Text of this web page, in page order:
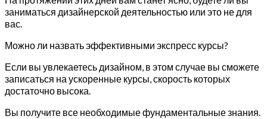
заниматься дизайнерской деятельностью или это не для
вас.
Можно ли назвать эффективными экспресс курсы?
Если вы увлекаетесь дизайном, в этом случае вы сможете
записаться на ускоренные курсы, скорость которых
достаточно высока.
Вы получите все необходимые фундаментальные знания.